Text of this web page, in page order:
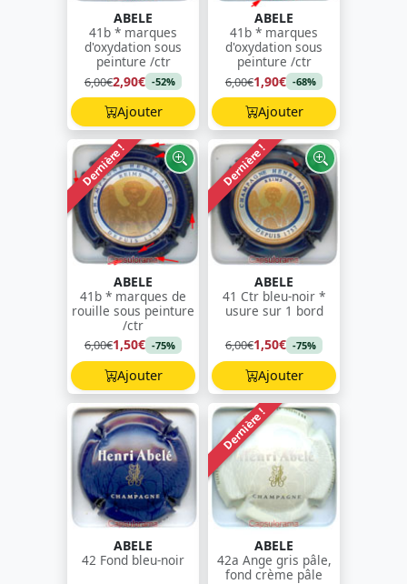
ABELE
41b * marques
d'oxydation sous
peinture /ctr
6,00€2,90€ -52%
Ajouter
ABELE
41b * marques
d'oxydation sous
peinture /ctr
6,00€1,90€ -68%
Ajouter
Dernière !
ABELE
41b * marques de
rouille sous peinture
/ctr
6,00€1,50€ -75%
Ajouter
Dernière !
ABELE
41 Ctr bleu-noir *
usure sur 1 bord
6,00€1,50€ -75%
Ajouter
ABELE
42 Fond bleu-noir
Dernière !
ABELE
42a Ange gris pâle,
fond crème pâle